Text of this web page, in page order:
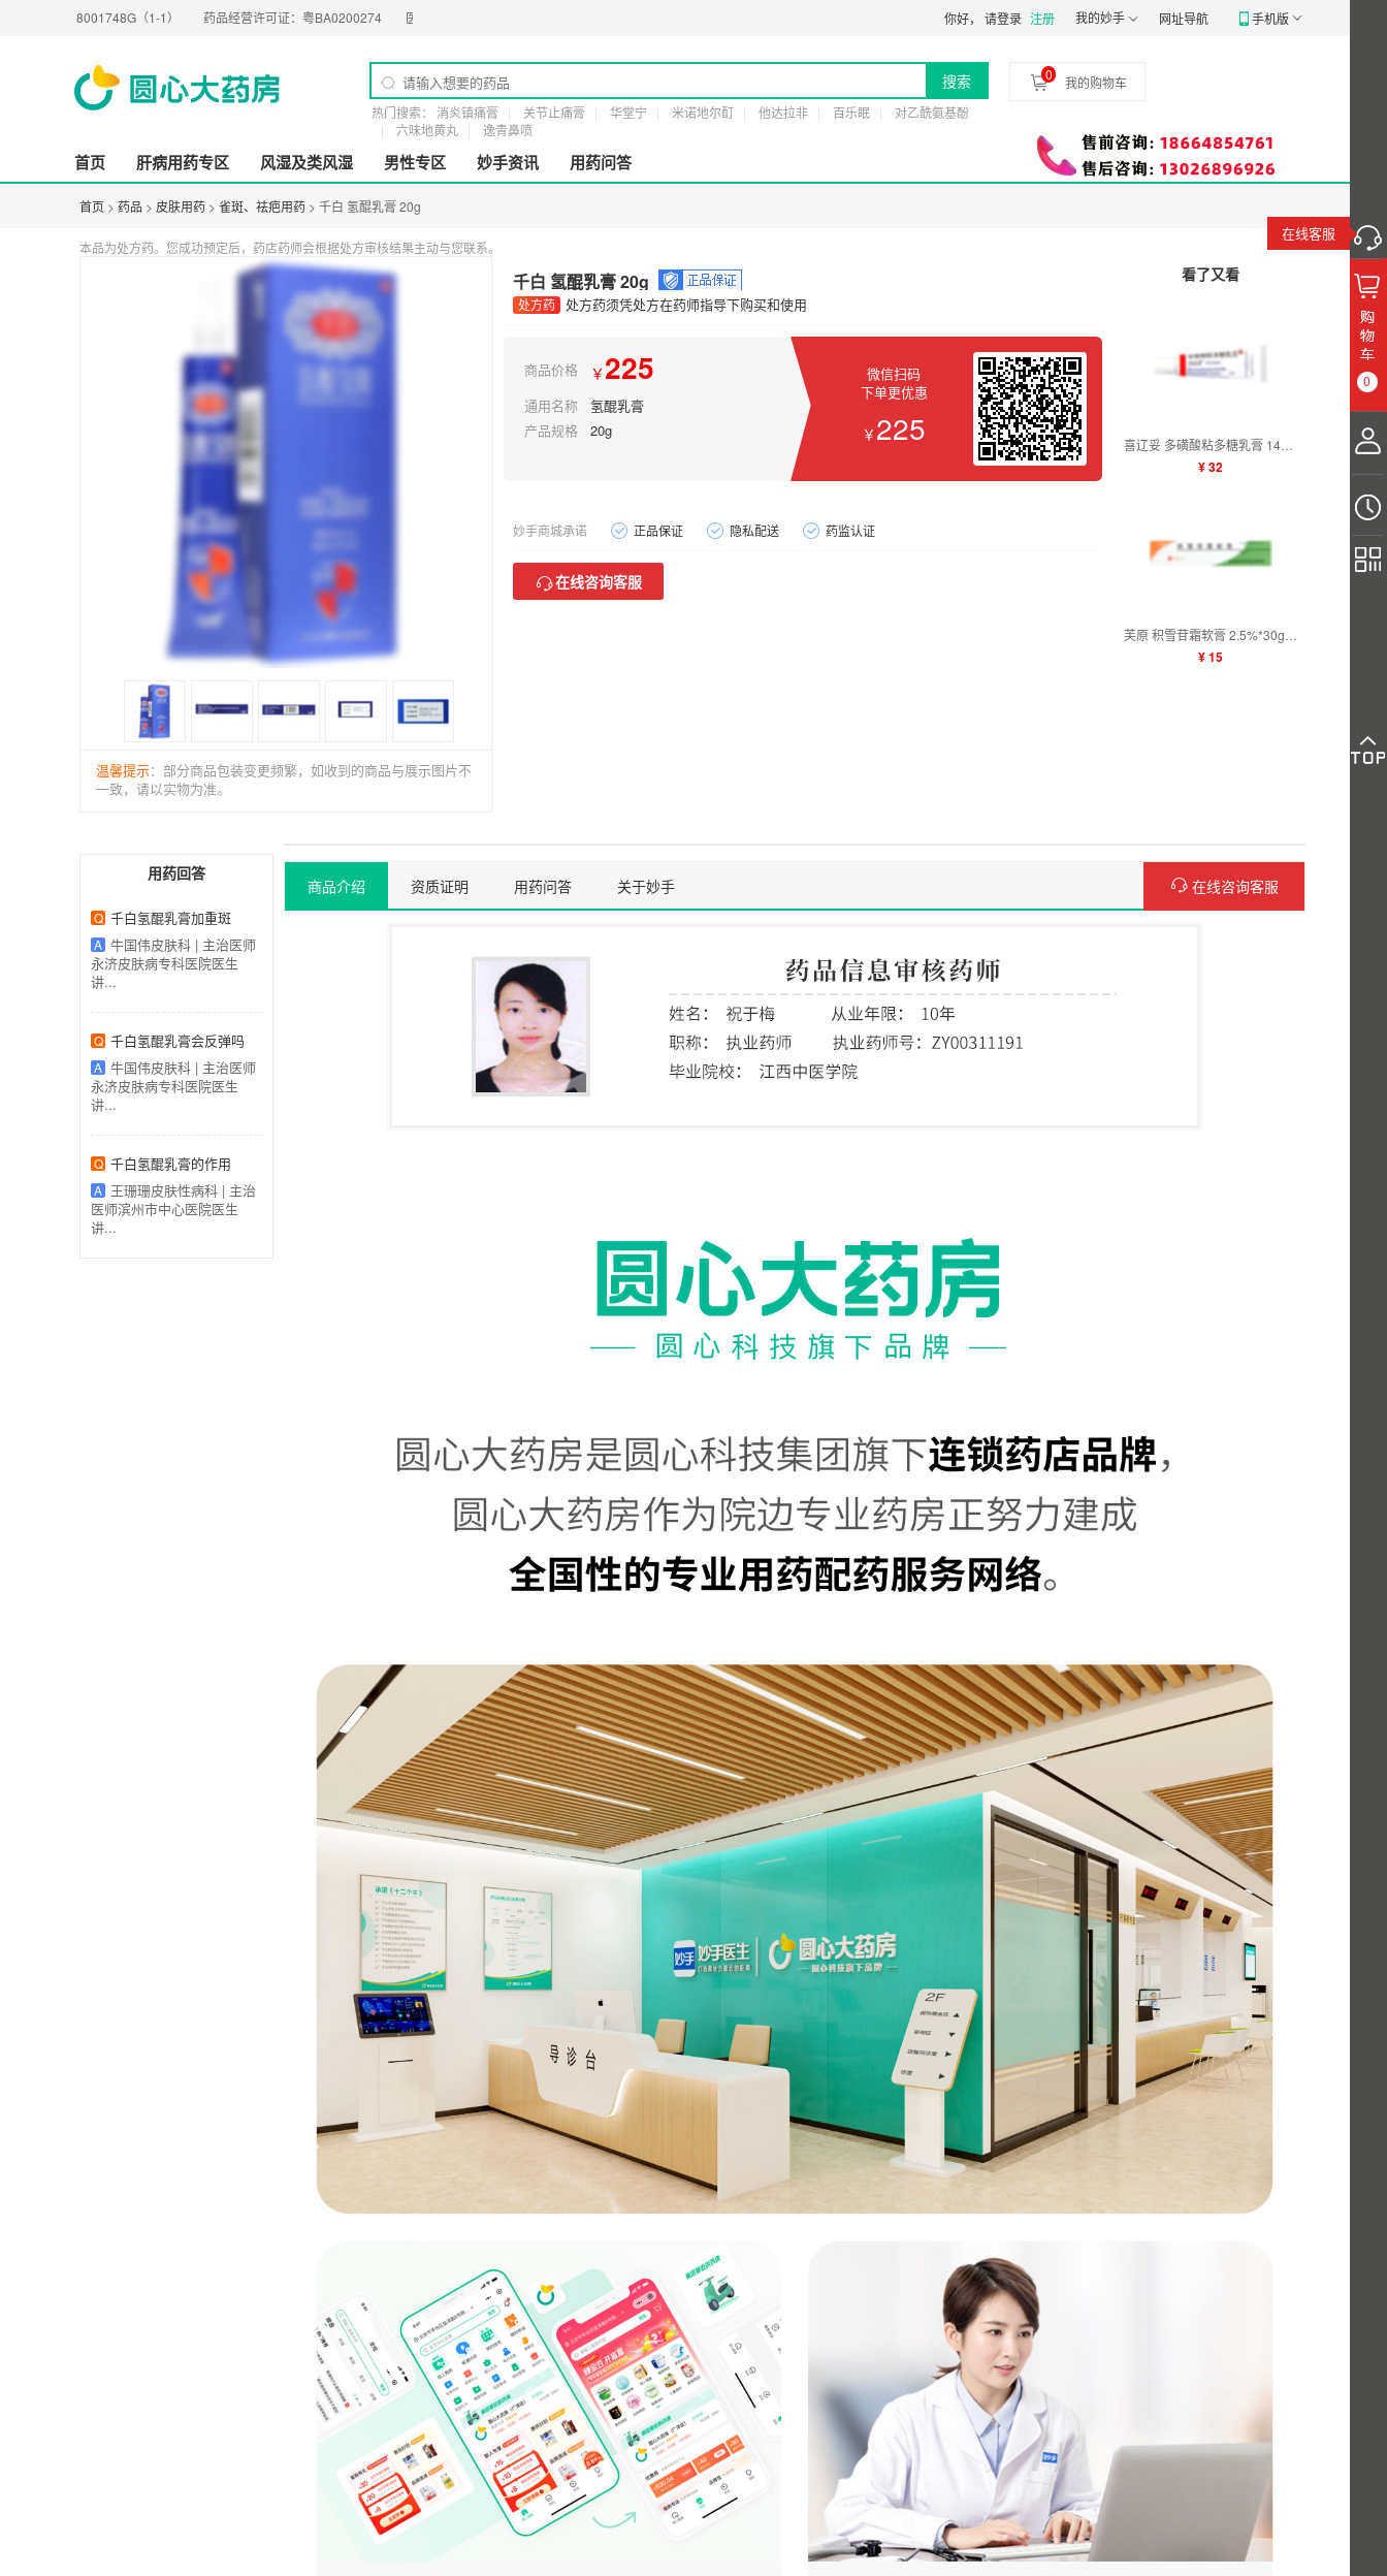
（1-1） 药品经营许可证：粤BA0200274 医疗器械经营许可证： 粤穗食药监械经营备20191807号 食品经营许可证： JY14401030058197 药品经营质量
你好， 请登录 注册 我的妙手 网址导航 手机版
搜索
热门搜索： 消炎镇痛膏 关节止痛膏 华堂宁 米诺地尔酊 他达拉非 百乐眠
对乙酰氨基酚
六味地黄丸
逸青鼻喷
0 我的购物车
首页 肝病用药专区 风湿及类风湿 男性专区 妙手资讯 用药问答
在线客服
0
首页 > 药品 > 皮肤用药 > 雀斑、祛疤用药 > 千白 氢醌乳膏 20g
本品为处方药。您成功预定后，药店药师会根据处方审核结果主动与您联系。
温馨提示：部分商品包装变更频繁，如收到的商品与展示图片不
一致，请以实物为准。
千白 氢醌乳膏 20g
处方药 处方药须凭处方在药师指导下购买和使用
商品价格 ￥225
通用名称
氢醌乳膏
产品规格
20g
微信扫码
下单更优惠
￥ 225
妙手商城承诺 正品保证 隐私配送 药监认证
在线咨询客服
看了又看
¥ 32
¥ 15
用药回答
Q 千白氢醌乳膏加重斑
A 牛国伟皮肤科 | 主治医师
永济皮肤病专科医院医生
讲...
Q 千白氢醌乳膏会反弹吗
A 牛国伟皮肤科 | 主治医师
永济皮肤病专科医院医生
讲...
Q 千白氢醌乳膏的作用
A 王珊珊皮肤性病科 | 主治
医师滨州市中心医院医生
讲...
商品介绍 资质证明 用药问答 关于妙手 在线咨询客服